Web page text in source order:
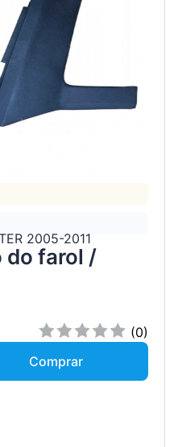
2005-2011
do farol /
(0)
Comprar